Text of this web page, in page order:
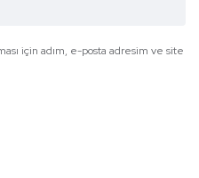
için adım, e-posta adresim ve site